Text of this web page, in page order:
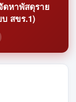
ดหาพัสดุราย
สขร.1)